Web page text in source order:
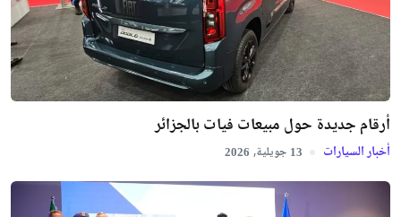
أرقام جديدة حول مبيعات فيات بالجزائر
أخبار السيارات 13 جويلية, 2026